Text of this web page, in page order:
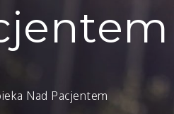
Nad Pacjentem